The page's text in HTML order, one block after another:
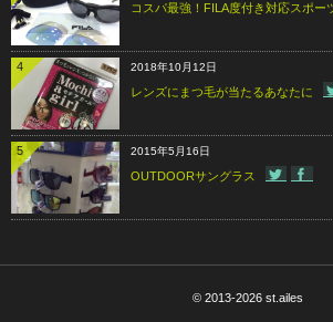
コスパ最強！FILA度付き対応スポ
4 2018年10月12日
レンズにまつ毛が当たるあなたに
5 2015年5月16日
OUTDOORサングラス
© 2013-2026 st.ailes